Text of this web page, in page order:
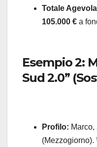
Totale
105.000 € a
Esempio 2:
Sud 2.0”
Profilo: Marco,
(Mezzogiorno).